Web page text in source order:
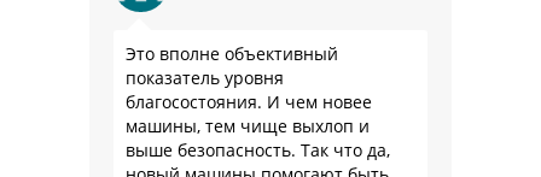
Это вполне объективный
показатель уровня
благосостояния. И чем новее
машины, тем чище выхлоп и
выше безопасность. Так что да,